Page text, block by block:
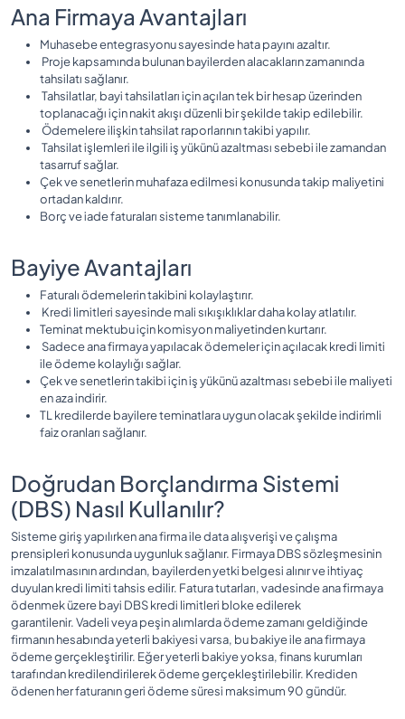
Ana Firmaya Avantajları
Muhasebe entegrasyonu sayesinde hata payını azaltır.
Proje kapsamında bulunan bayilerden alacakların zamanında
tahsilatı sağlanır.
Tahsilatlar, bayi tahsilatları için açılan tek bir hesap üzerinden
toplanacağı için nakit akışı düzenli bir şekilde takip edilebilir.
Ödemelere ilişkin tahsilat raporlarının takibi yapılır.
Tahsilat işlemleri ile ilgili iş yükünü azaltması sebebi ile zamandan
tasarruf sağlar.
Çek ve senetlerin muhafaza edilmesi konusunda takip maliyetini
ortadan kaldırır.
Borç ve iade faturaları sisteme tanımlanabilir.
Bayiye Avantajları
Faturalı ödemelerin takibini kolaylaştırır.
Kredi limitleri sayesinde mali sıkışıklıklar daha kolay atlatılır.
Teminat mektubu için komisyon maliyetinden kurtarır.
Sadece ana firmaya yapılacak ödemeler için açılacak kredi limiti
ile ödeme kolaylığı sağlar.
Çek ve senetlerin takibi için iş yükünü azaltması sebebi ile maliyeti
en aza indirir.
TL kredilerde bayilere teminatlara uygun olacak şekilde indirimli
faiz oranları sağlanır.
Doğrudan Borçlandırma Sistemi
(DBS) Nasıl Kullanılır?
Sisteme giriş yapılırken ana firma ile data alışverişi ve çalışma
prensipleri konusunda uygunluk sağlanır. Firmaya DBS sözleşmesinin
imzalatılmasının ardından, bayilerden yetki belgesi alınır ve ihtiyaç
duyulan kredi limiti tahsis edilir. Fatura tutarları, vadesinde ana firmaya
ödenmek üzere bayi DBS kredi limitleri bloke edilerek
garantilenir. Vadeli veya peşin alımlarda ödeme zamanı geldiğinde
firmanın hesabında yeterli bakiyesi varsa, bu bakiye ile ana firmaya
ödeme gerçekleştirilir. Eğer yeterli bakiye yoksa, finans kurumları
tarafından kredilendirilerek ödeme gerçekleştirilebilir. Krediden
ödenen her faturanın geri ödeme süresi maksimum 90 gündür.